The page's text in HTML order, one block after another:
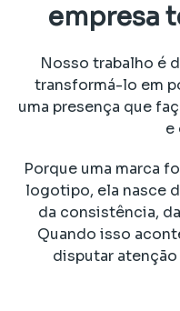
empresa
Nosso trabalho é
transformá-lo em
uma presença que
e
Porque uma marca
logotipo, ela nasce
da consistência,
Quando isso
disputar atenção